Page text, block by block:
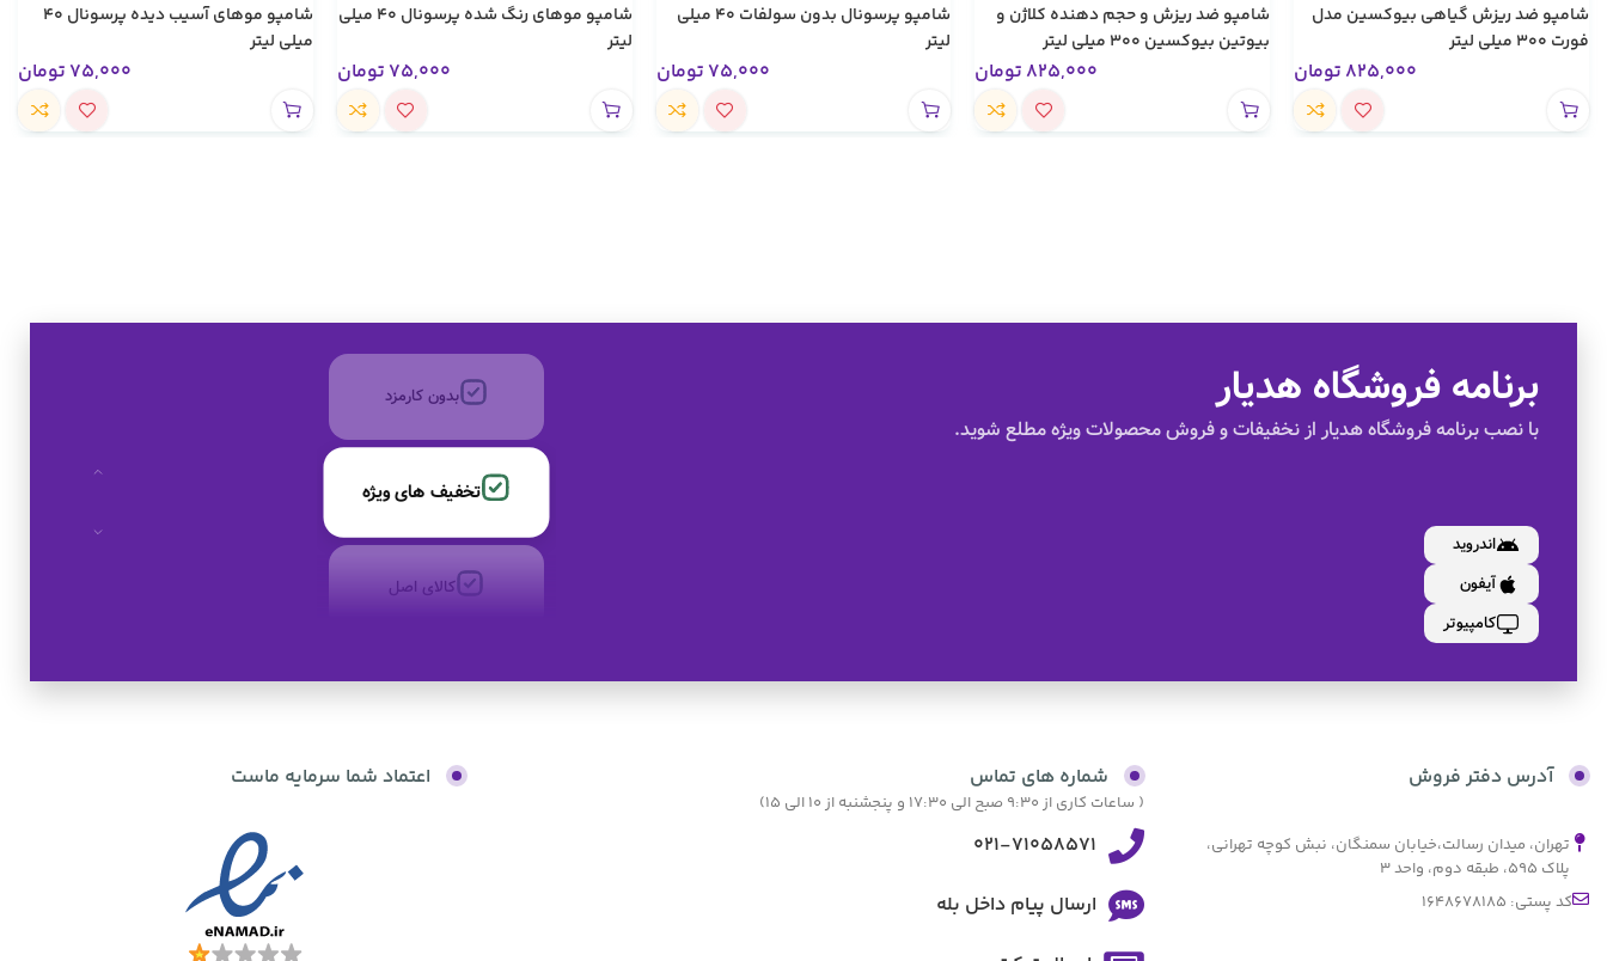
شامپو ضد ریزش گیاهی بیوکسین مدل
فورت 300 میلی لیتر
825,000 تومان
شامپو ضد ریزش و حجم دهنده کلاژن و
بیوتین بیوکسین 300 میلی لیتر
825,000 تومان
شامپو پرسونال بدون سولفات 40 میلی
لیتر
75,000 تومان
شامپو موهای رنگ شده پرسونال ۴۰ میلی
لیتر
75,000 تومان
شامپو موهای آسیب دیده پرسونال ۴۰
میلی لیتر
75,000 تومان
برنامه فروشگاه هدیار
با نصب برنامه فروشگاه هدیار از نخفیفات و فروش محصولات ویژه مطلع شوید.
اندروید
آیفون
کامپیوتر
تخفیف های ویژه
بدون کارمزد
تخفیف های ویژه
کالای اصل
به صورت اقساط
بدون کارمزد آدرس دفتر فروش
تهران، میدان رسالت،خیابان سمنگان، نبش کوچه تهرانی،
پلاک ۵۹۵، طبقه دوم، واحد ۳
کد پستی: 1648678185
شماره های تماس
( ساعات کاری از 9:30 صبح الی 17:30 و پنجشنبه از 10 الی 15)
021-71058571
ارسال پیام داخل بله
اعتماد شما سرمایه ماست